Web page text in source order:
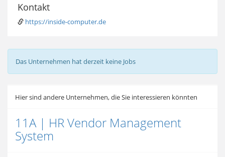
Kontakt
https://inside-computer.de
Das Unternehmen hat derzeit keine Jobs
Hier sind andere Unternehmen, die Sie interessieren könnten
11A | HR Vendor Management
System